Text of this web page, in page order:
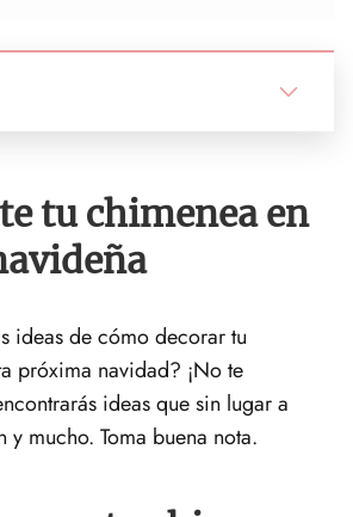
tu chimenea en
ideas de cómo decorar tu
próxima navidad? ¡No te
ideas que sin lugar a
y mucho. Toma buena nota.